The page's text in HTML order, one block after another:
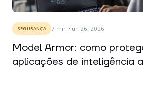
SEGURANÇA 7 min jun 26, 2026
Model Armor: como
aplicações de inteligência